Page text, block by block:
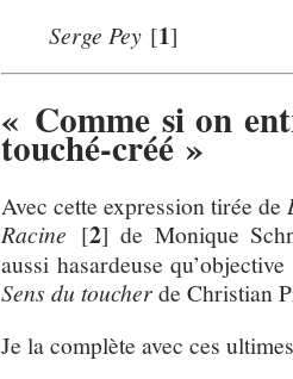
Serge Pey [1]
« Comme si on
touché-créé »
Avec cette expression tirée de
Racine [2] de Monique
aussi hasardeuse
Sens du toucherde Christian
Je la complète avec ces